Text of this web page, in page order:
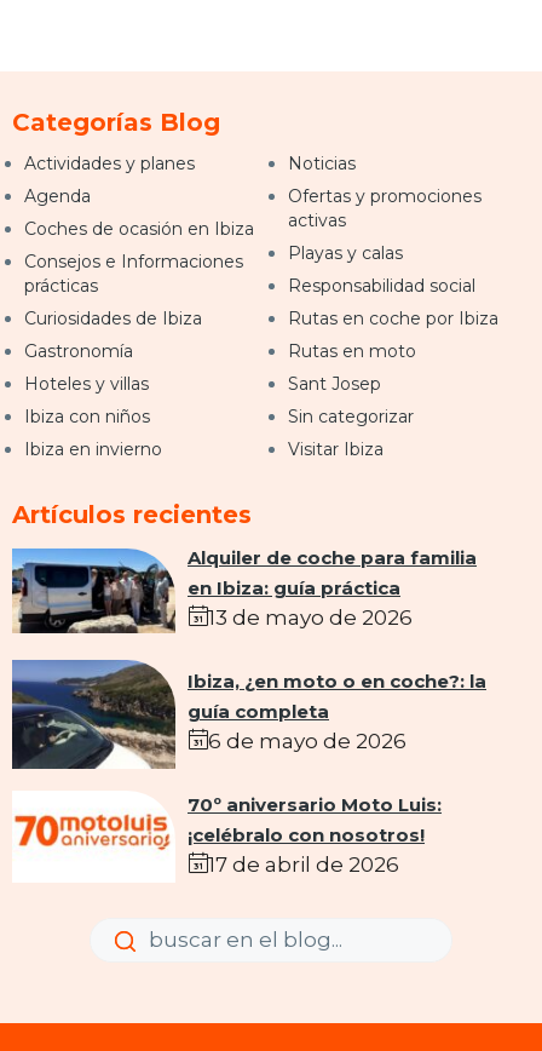
Categorías Blog
Actividades y planes
Agenda
Coches de ocasión en Ibiza
Consejos e Informaciones
prácticas
Curiosidades de Ibiza
Gastronomía
Hoteles y villas
Ibiza con niños
Ibiza en invierno
Noticias
Ofertas y promociones
activas
Playas y calas
Responsabilidad social
Rutas en coche por Ibiza
Rutas en moto
Sant Josep
Sin categorizar
Visitar Ibiza
Artículos recientes
Alquiler de coche para familia
en Ibiza: guía práctica
13 de mayo de 2026
Ibiza, ¿en moto o en coche?: la
guía completa
6 de mayo de 2026
70º aniversario Moto Luis:
¡celébralo con nosotros!
17 de abril de 2026
Enviar
Enviar